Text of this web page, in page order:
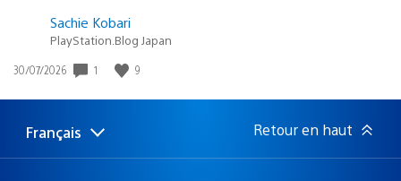
Sachie Kobari
PlayStation.Blog Japan
Date
publication
30/07/2026 1 9
Choisir
Région
Français Retour en haut